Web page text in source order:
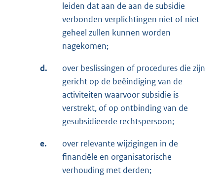
leiden dat aan de aan de subsidie
verbonden verplichtingen niet of niet
geheel zullen kunnen worden
nagekomen;
d.
over beslissingen of procedures die zijn
gericht op de beëindiging van de
activiteiten waarvoor subsidie is
verstrekt, of op ontbinding van de
gesubsidieerde rechtspersoon;
e.
over relevante wijzigingen in de
financiële en organisatorische
verhouding met derden;